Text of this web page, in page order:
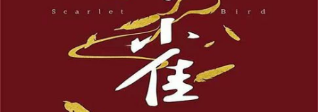
男裝 化妝保養
日本購物 電子/紙本書